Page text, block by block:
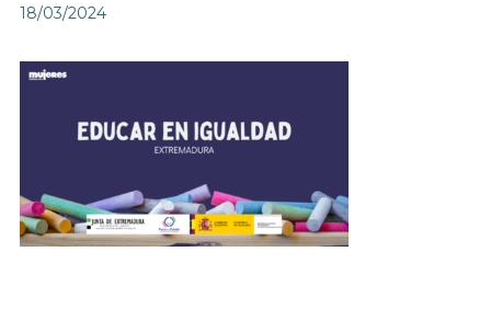
18/03/2024